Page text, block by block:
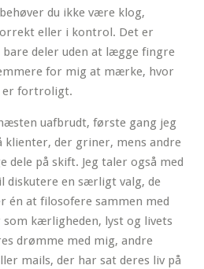
du ikke være klog,
eller i kontrol. Det er
deler uden at lægge fingre
for mig at mærke, hvor
er fortroligt.
uafbrudt, første gang jeg
klienter, der griner, mens andre
dele på skift. Jeg taler også med
diskutere en særligt valg, de
én at filosofere sammen med
kærligheden, lyst og livets
drømme med mig, andre
mails, der har sat deres liv på